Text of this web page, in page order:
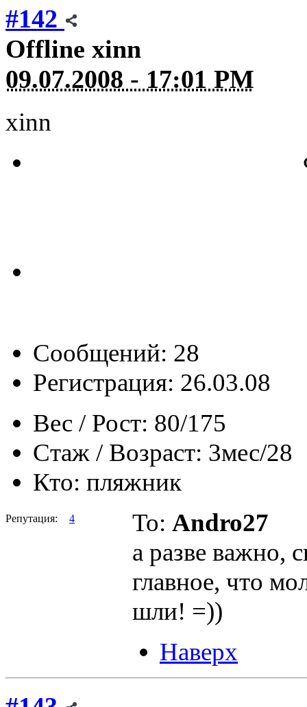
#142
Offline xinn
09.07.2008 - 17:01 PM
xinn
Сообщений: 28
Регистрация: 26.03.08
Вес / Рост: 80/175
Стаж / Возраст: 3мес/28
Кто: пляжник
Репутация: 4 To: Andro27
а разве важно,
главное, что
шли! =))
Наверх